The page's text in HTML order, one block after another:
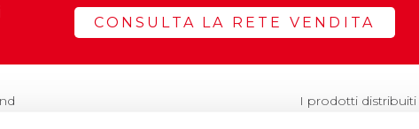
CONSULTA LA RETE VENDITA
I prodotti distribuiti